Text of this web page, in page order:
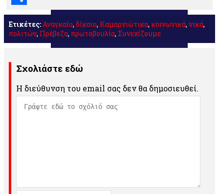
Μοιραστείτε
Ετικέτες:Αναγκαίο, δίκαιο, Καμαρνιώτικα, κοινωνικά, νικά,
πολιτών, Πρέβεζα, πρωτοβουλία, Συνεχίζουμε
Σχολιάστε εδώ
Η διεύθυνση του email σας δεν θα δημοσιευθεί.